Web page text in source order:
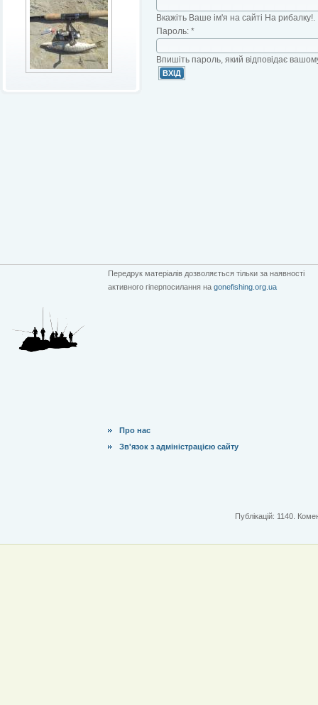
Вкажіть Ваше ім'я на сайті На рибалку!.
Пароль: *
Впишіть пароль, який відповідає
Передрук матеріалів дозволяється тільки за наявності
активного гіперпосилання на gonefishing.org.ua
Про нас
Зв'язок з адміністрацією сайту
Публікацій: 1140.